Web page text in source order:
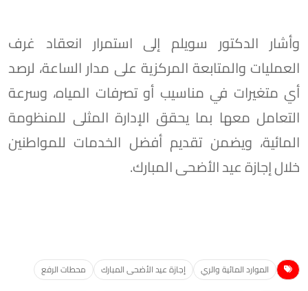
وأشار الدكتور سويلم إلى استمرار انعقاد غرف
العمليات والمتابعة المركزية على مدار الساعة، لرصد
أي متغيرات في مناسيب أو تصرفات المياه، وسرعة
التعامل معها بما يحقق الإدارة المثلى للمنظومة
المائية، ويضمن تقديم أفضل الخدمات للمواطنين
خلال إجازة عيد الأضحى المبارك.
الموارد المائية والري إجازة عيد الأضحى المبارك محطات الرفع